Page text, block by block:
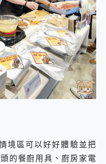
境區可以好好體驗並把
的餐廚用具、廚房家電